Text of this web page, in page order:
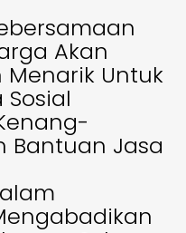
Akan
Untuk
Bantuan Jasa